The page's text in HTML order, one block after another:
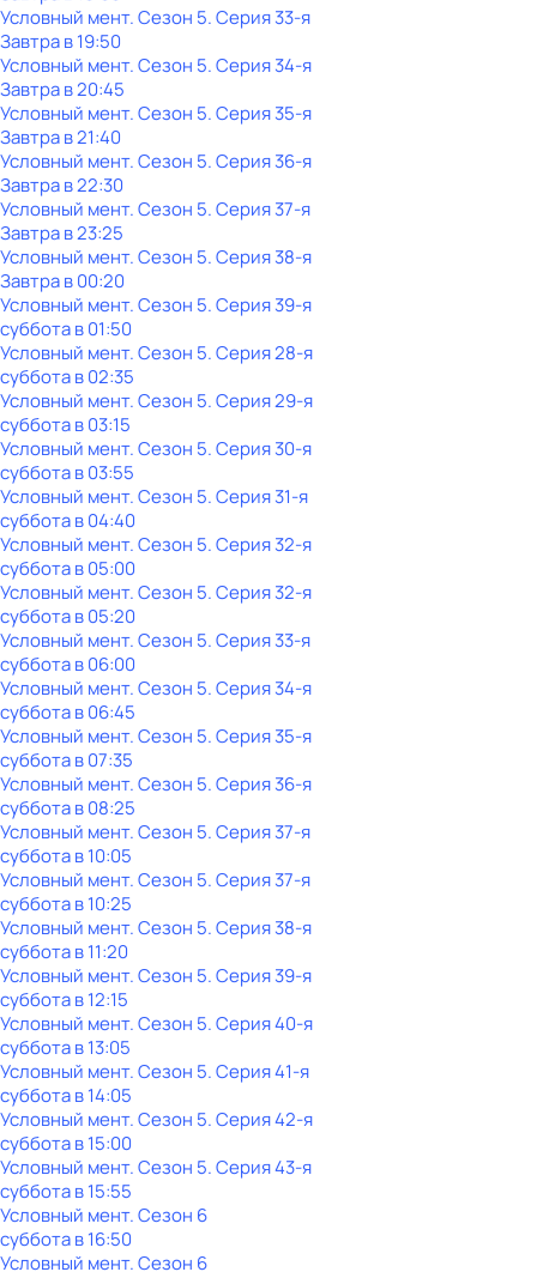
Условный мент. Сезон 5. Серия 33-я
Завтра в 19:50
Условный мент. Сезон 5. Серия 34-я
Завтра в 20:45
Условный мент. Сезон 5. Серия 35-я
Завтра в 21:40
Условный мент. Сезон 5. Серия 36-я
Завтра в 22:30
Условный мент. Сезон 5. Серия 37-я
Завтра в 23:25
Условный мент. Сезон 5. Серия 38-я
Завтра в 00:20
Условный мент. Сезон 5. Серия 39-я
субботав01:50
Условный мент. Сезон 5. Серия 28-я
субботав02:35
Условный мент. Сезон 5. Серия 29-я
субботав03:15
Условный мент. Сезон 5. Серия 30-я
субботав03:55
Условный мент. Сезон 5. Серия 31-я
субботав04:40
Условный мент. Сезон 5. Серия 32-я
субботав05:00
Условный мент. Сезон 5. Серия 32-я
субботав05:20
Условный мент. Сезон 5. Серия 33-я
субботав06:00
Условный мент. Сезон 5. Серия 34-я
субботав06:45
Условный мент. Сезон 5. Серия 35-я
субботав07:35
Условный мент. Сезон 5. Серия 36-я
субботав08:25
Условный мент. Сезон 5. Серия 37-я
субботав10:05
Условный мент. Сезон 5. Серия 37-я
субботав10:25
Условный мент. Сезон 5. Серия 38-я
субботав11:20
Условный мент. Сезон 5. Серия 39-я
субботав12:15
Условный мент. Сезон 5. Серия 40-я
субботав13:05
Условный мент. Сезон 5. Серия 41-я
субботав14:05
Условный мент. Сезон 5. Серия 42-я
субботав15:00
Условный мент. Сезон 5. Серия 43-я
субботав15:55
Условный мент. Сезон 6
субботав16:50
Условный мент. Сезон 6